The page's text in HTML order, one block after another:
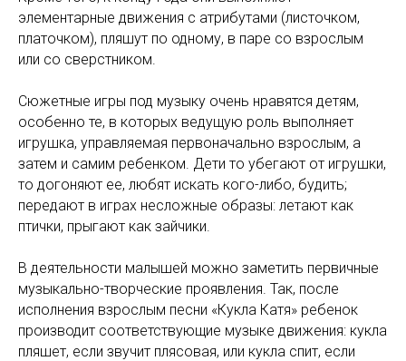
элементарные движения с атрибутами (листочком,
платочком), пляшут по одному, в паре со взрослым
или со сверстником.
Сюжетные игры под музыку очень нравятся детям,
особенно те, в которых ведущую роль выполняет
игрушка, управляемая первоначально взрослым, а
затем и самим ребенком. Дети то убегают от игрушки,
то догоняют ее, любят искать кого-либо, будить;
передают в играх несложные образы: летают как
птички, прыгают как зайчики.
В деятельности малышей можно заметить первичные
музыкально-творческие проявления. Так, после
исполнения взрослым песни «Кукла Катя» ребенок
производит соответствующие музыке движения: кукла
пляшет, если звучит плясовая, или кукла спит, если